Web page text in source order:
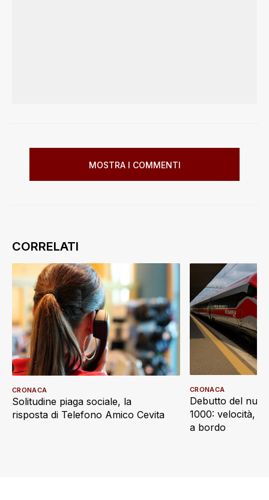
MOSTRA I COMMENTI
Solitudine piaga sociale, la
risposta di Telefono Amico Cevita
CRONACA
Debutto del
1000: velocità,
a bordo
CRONACA